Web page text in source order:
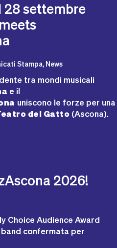
28 settembre
Stampa, News
tra mondi musicali
e il
uniscono le forze per una
del Gatto (Ascona).
2026!
Choice Audience Award
confermata per